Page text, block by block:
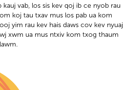
vab, los sis kev qoj ib ce nyob rau
koj tau txav mus los pab ua kom
yim rau kev hais daws cov kev nyuaj
xwm ua mus ntxiv kom txog thaum